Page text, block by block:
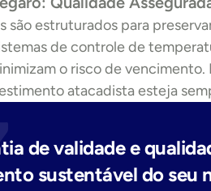
são estruturados para
de controle de
o risco de
atacadista esteja
de validade e
sustentável do seu